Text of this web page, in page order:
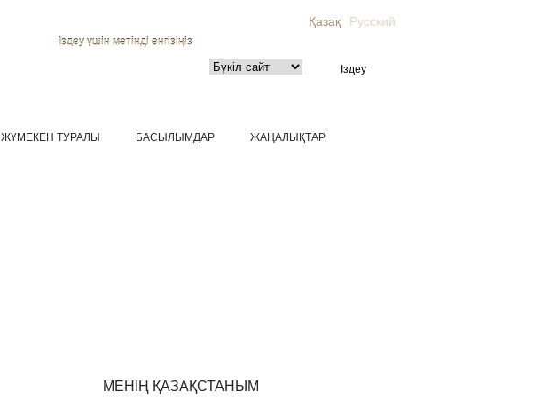
Қазақ Русский
Іздеу үшін мәтінді енгізіңіз
ЖҰМЕКЕН ТУРАЛЫ БАСЫЛЫМДАР ЖАҢАЛЫҚТАР
МЕНІҢ ҚАЗАҚСТАНЫМ